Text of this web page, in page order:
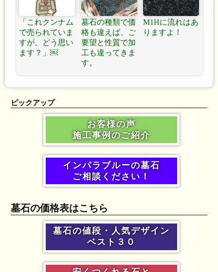
「これクンナム
で売られていま
すが、どう思い
ます？」￼
墓石の種類で価
格も違えば、ご
要望と性質で加
工も違ってきま
す。
M1Hに流れはあ
りますよ！
ピックアップ
お客様の声
施工事例のご紹介
インパラブルーの墓石
ご相談ください！
墓石の価格表はこちら
墓石の値段・人気デザイン
ベスト３０